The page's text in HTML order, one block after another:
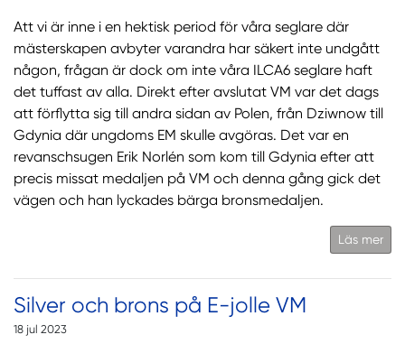
Att vi är inne i en hektisk period för våra seglare där
mästerskapen avbyter varandra har säkert inte undgått
någon, frågan är dock om inte våra ILCA6 seglare haft
det tuffast av alla. Direkt efter avslutat VM var det dags
att förflytta sig till andra sidan av Polen, från Dziwnow till
Gdynia där ungdoms EM skulle avgöras. Det var en
revanschsugen Erik Norlén som kom till Gdynia efter att
precis missat medaljen på VM och denna gång gick det
vägen och han lyckades bärga bronsmedaljen.
Läs mer
Silver och brons på E-jolle VM
18 jul 2023